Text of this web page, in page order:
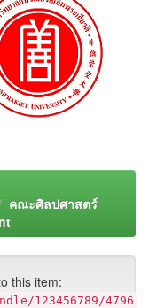
คณะศิลปศาสตร์
this item:
123456789/4796